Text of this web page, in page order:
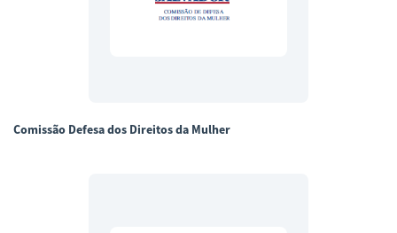
Comissão Defesa dos Direitos da Mulher